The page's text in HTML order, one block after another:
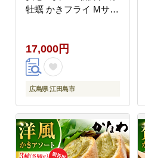
牡蠣 かきフライ Mサイ
海鮮 海産物 広島県産
江田島市/株式会社かな
わ [XBP032] 牡蠣
17,000円
広島県 江田島市